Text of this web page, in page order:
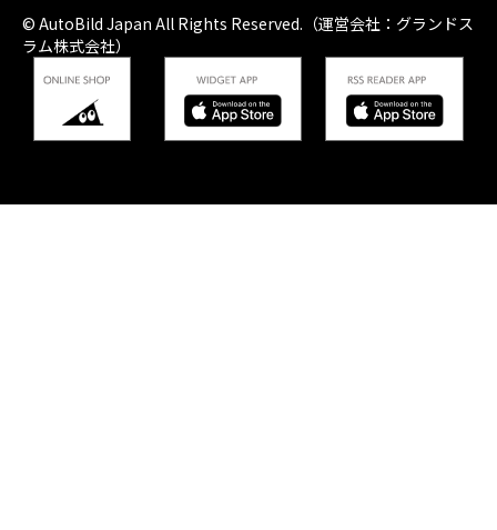
© AutoBild Japan All Rights Reserved.（運営会社：グランドス
ラム株式会社）